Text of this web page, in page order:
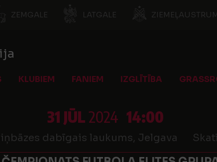
ZEMGALE LATGALE
KLUBIEM FANIEM IZGLĪTĪBA
31 JŪL2024 14:00
dabīgais laukums, Jelgava